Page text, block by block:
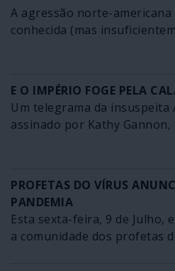
A agressão norte-americana
conhecida (mas
E O IMPÉRIO FOGE PELA
Um telegrama da insuspeita
assinado por Kathy Gannon,
PROFETAS DO VÍRUS
PANDEMIA
Esta sexta-feira, 9 de Julho,
a comunidade dos profetas